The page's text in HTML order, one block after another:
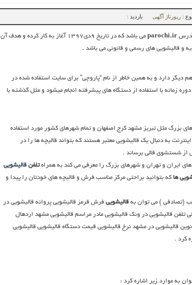
: رپورتاژ آگهی بازدید :
parochi.ir
می باشد که در تاریخ ۹دی۱۳۹۷ آغاز به کار کرده و هدف آن
و قالیشویی های رسمی و قانونی می باشد .
هم دیگر دارد و به همین خاطر از نام “پاروچی” برای سایت استفاده شده در
زمانه با استفاده از دستگاه های پیشرفته انجام میشود و مثل گذشته با
بزرگ مثل تبریز مشهد کرج اصفهان و تمام شهرهای کشور مورد استفاده
به دنبال یک قالیشویی معتبر هستند که بتواند قالیچه ها را در
شستشوی قالی برساند .
های ایران و تهران و شهرهای بزرگ را معرفی می کند به همراهتلفن قالیشویی
ها که بتوانید براحتی مرکز مناسب فرش و قالیچه های خودتان را پیدا و
(تصادفی ) می توان به قالیشویی فرش قرمز قالیشویی پروانه قالیشویی در
تلفن قالیشویی در ونک قالیشویی مادر مراسم قالیشویی مشهد اردهال
قالیشویی در مشهد نرخ قالیشویی قیمت دستگاه قالیشویی قالیشویی
کرد .
به موارد زیر اشاره کرد :